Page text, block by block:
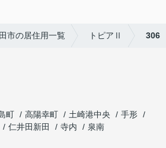
市の居住用一覧 トピアⅡ 306
町 高陽幸町 土崎港中央
手形
仁井田新田 寺内
泉南